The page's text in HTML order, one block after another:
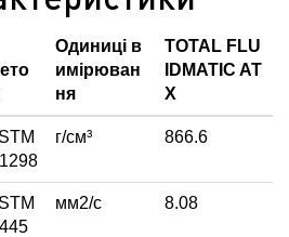
Одиниці в
имірюван
ня
TOTAL FLU
IDMATIC AT
X
г/см³ 866.6
мм2/с 8.08